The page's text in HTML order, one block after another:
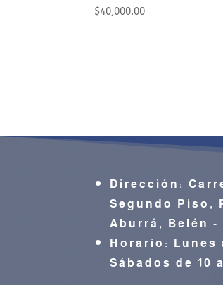
$40,000.00
Dirección:
Segundo Piso,
Aburrá,
Belén -
Horario: Lunes
Sábados de 10